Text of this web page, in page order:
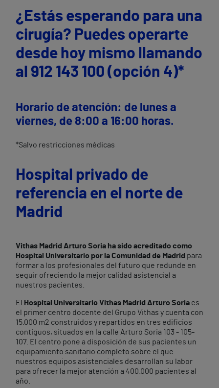
¿Estás esperando para una
cirugía? Puedes operarte
desde hoy mismo l
lamando
al 912 143 100 (opción 4)*
Horario de atención: de lunes a
viernes, de 8:00 a 16:00 horas.
*Salvo restricciones médicas
Hospital privado de
referencia en el norte de
Madrid
Vithas Madrid Arturo Soria ha sido acreditado como
Hospital Universitario por la Comunidad de Madrid para
formar a los profesionales del futuro que redunde en
seguir ofreciendo la mejor calidad asistencial a
nuestros pacientes.
El Hospital Universitario Vithas Madrid Arturo Soria es
el primer centro docente del Grupo Vithas y cuenta con
15.000 m2 construidos y repartidos en tres edificios
contiguos, situados en la calle Arturo Soria 103 - 105-
107. El centro pone a disposición de sus pacientes un
equipamiento sanitario completo sobre el que
nuestros equipos asistenciales desarrollan su labor
para ofrecer la mejor atención a 400.000 pacientes al
año.